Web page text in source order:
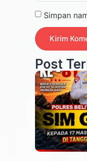
Simpan
Post